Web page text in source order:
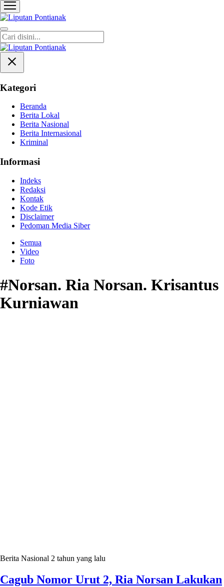
Liputan Pontianak
Berita Terkini dan TerUpdate
Kategori
Beranda
Berita Lokal
Berita Nasional
Berita Internasional
Kriminal
Informasi
Indeks
Redaksi
Kontak
Kode Etik
Disclaimer
Pedoman Media Siber
Semua
Video
Foto
#Norsan. Ria Norsan. Krisantus
Kurniawan
Berita Nasional 2 tahun yang lalu
Cagub Nomor Urut 2, Ria Norsan Lakukan